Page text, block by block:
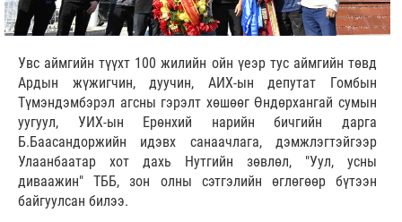
Увс аймгийн түүхт 100 жилийн ойн үеэр тус аймгийн төвд
Ардын жүжигчин, дуучин, АИХ-ын депутат Гомбын
Түмэндэмбэрэл агсны гэрэлт хөшөөг Өндөрхангай сумын
уугуул, УИХ-ын Ерөнхий нарийн бичгийн дарга
Б.Баасандоржийн идэвх санаачлага, дэмжлэгтэйгээр
Улаанбаатар хот дахь Нутгийн зөвлөл, "Уул, усны
диваажин" ТББ, зон олны сэтгэлийн өглөгөөр бүтээн
байгуулсан билээ.